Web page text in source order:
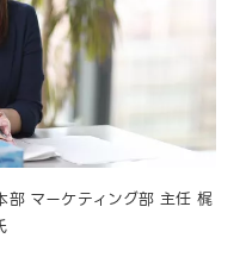
マーケティング部 主任 梶